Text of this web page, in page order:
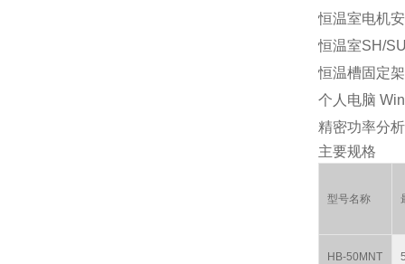
恒温室电机
恒温室SH/
恒温槽固定
个人电脑
精密功率分
主要规格
型号名称
HB-50MNT